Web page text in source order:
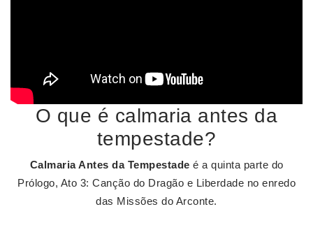
O que é calmaria antes da
tempestade?
Calmaria Antes da Tempestade é a quinta parte do
Prólogo, Ato 3: Canção do Dragão e Liberdade no enredo
das Missões do Arconte.